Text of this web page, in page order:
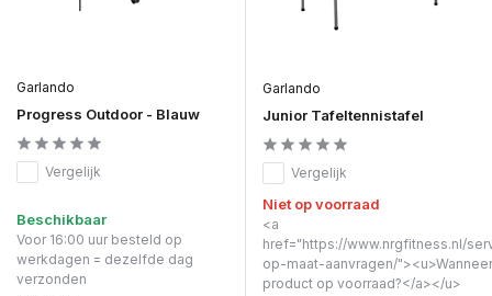
Garlando
Progress Outdoor - Blauw
Vergelijk
Beschikbaar
Voor 16:00 uur besteld op
werkdagen = dezelfde dag
verzonden
Garlando
Junior Tafeltennistafel
Vergelijk
Niet op voorraad
<a
href="https://www.nrgfitness.nl/
op-maat-aanvragen/
product op voorraad?</a></u>